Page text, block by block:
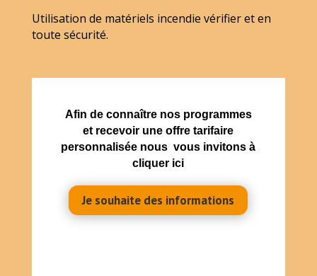
Utilisation de matériels incendie vérifier et en
toute sécurité.
Afin de connaître nos programmes
et recevoir une offre tarifaire
personnalisée nous vous invitons à
cliquer ici
Je souhaite des informations